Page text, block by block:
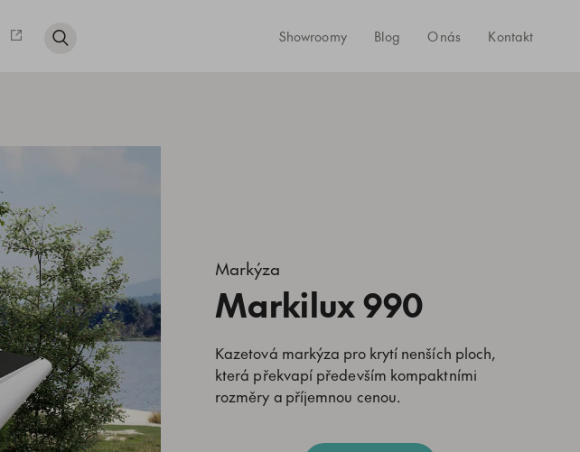
Showroomy Blog O nás Kontakt
Markýza
Markilux 990
Kazetová markýza pro krytí nenších ploch,
která překvapí především kompaktními
rozměry a příjemnou cenou.